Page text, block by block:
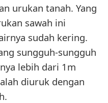
urukan tanah. Yang
sawah ini
sudah kering.
sungguh-sungguh
lebih dari 1m
diuruk dengan